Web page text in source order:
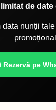
limitat de
data nunții
Rezervă pe